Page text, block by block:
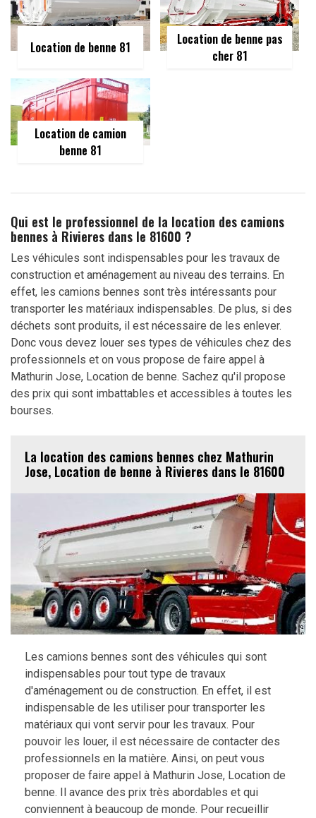
Location de benne 81
Location de benne pas
cher 81
Location de camion
benne 81
Qui est le professionnel de la location des camions
bennes à Rivieres dans le 81600 ?
Les véhicules sont indispensables pour les travaux de
construction et aménagement au niveau des terrains. En
effet, les camions bennes sont très intéressants pour
transporter les matériaux indispensables. De plus, si des
déchets sont produits, il est nécessaire de les enlever.
Donc vous devez louer ses types de véhicules chez des
professionnels et on vous propose de faire appel à
Mathurin Jose, Location de benne. Sachez qu'il propose
des prix qui sont imbattables et accessibles à toutes les
bourses.
La location des camions bennes chez Mathurin
Jose, Location de benne à Rivieres dans le 81600
Les camions bennes sont des véhicules qui sont
indispensables pour tout type de travaux
d'aménagement ou de construction. En effet, il est
indispensable de les utiliser pour transporter les
matériaux qui vont servir pour les travaux. Pour
pouvoir les louer, il est nécessaire de contacter des
professionnels en la matière. Ainsi, on peut vous
proposer de faire appel à Mathurin Jose, Location de
benne. Il avance des prix très abordables et qui
conviennent à beaucoup de monde. Pour recueillir